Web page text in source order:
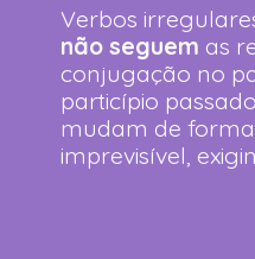
Verbos
não seguem as
conjugação no
particípio
mudam de
imprevisível,